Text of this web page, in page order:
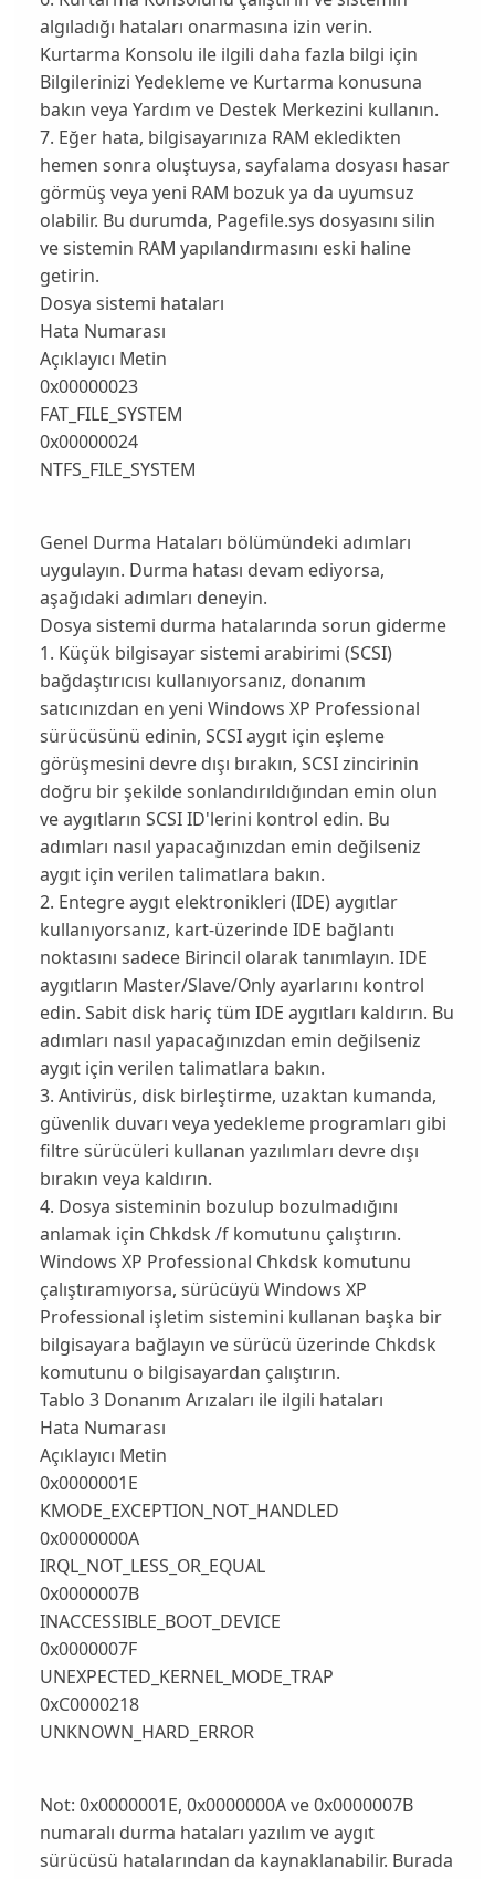
algıladığı hataları onarmasına izin verin.
Kurtarma Konsolu ile ilgili daha fazla bilgi için
Bilgilerinizi Yedekleme ve Kurtarma konusuna
bakın veya Yardım ve Destek Merkezini kullanın.
7. Eğer hata, bilgisayarınıza RAM ekledikten
hemen sonra oluştuysa, sayfalama dosyası hasar
görmüş veya yeni RAM bozuk ya da uyumsuz
olabilir. Bu durumda, Pagefile.sys dosyasını silin
ve sistemin RAM yapılandırmasını eski haline
getirin.
Dosya sistemi hataları
Hata Numarası
Açıklayıcı Metin
0x00000023
FAT_FILE_SYSTEM
0x00000024
NTFS_FILE_SYSTEM
Genel Durma Hataları bölümündeki adımları
uygulayın. Durma hatası devam ediyorsa,
aşağıdaki adımları deneyin.
Dosya sistemi durma hatalarında sorun giderme
1. Küçük bilgisayar sistemi arabirimi (SCSI)
bağdaştırıcısı kullanıyorsanız, donanım
satıcınızdan en yeni Windows XP Professional
sürücüsünü edinin, SCSI aygıt için eşleme
görüşmesini devre dışı bırakın, SCSI zincirinin
doğru bir şekilde sonlandırıldığından emin olun
ve aygıtların SCSI ID'lerini kontrol edin. Bu
adımları nasıl yapacağınızdan emin değilseniz
aygıt için verilen talimatlara bakın.
2. Entegre aygıt elektronikleri (IDE) aygıtlar
kullanıyorsanız, kart-üzerinde IDE bağlantı
noktasını sadece Birincil olarak tanımlayın. IDE
aygıtların Master/Slave/Only ayarlarını kontrol
edin. Sabit disk hariç tüm IDE aygıtları kaldırın. Bu
adımları nasıl yapacağınızdan emin değilseniz
aygıt için verilen talimatlara bakın.
3. Antivirüs, disk birleştirme, uzaktan kumanda,
güvenlik duvarı veya yedekleme programları gibi
filtre sürücüleri kullanan yazılımları devre dışı
bırakın veya kaldırın.
4. Dosya sisteminin bozulup bozulmadığını
anlamak için Chkdsk /f komutunu çalıştırın.
Windows XP Professional Chkdsk komutunu
çalıştıramıyorsa, sürücüyü Windows XP
Professional işletim sistemini kullanan başka bir
bilgisayara bağlayın ve sürücü üzerinde Chkdsk
komutunu o bilgisayardan çalıştırın.
Tablo 3 Donanım Arızaları ile ilgili hataları
Hata Numarası
Açıklayıcı Metin
0x0000001E
KMODE_EXCEPTION_NOT_HANDLED
0x0000000A
IRQL_NOT_LESS_OR_EQUAL
0x0000007B
INACCESSIBLE_BOOT_DEVICE
0x0000007F
UNEXPECTED_KERNEL_MODE_TRAP
0xC0000218
UNKNOWN_HARD_ERROR
Not: 0x0000001E, 0x0000000A ve 0x0000007B
numaralı durma hataları yazılım ve aygıt
sürücüsü hatalarından da kaynaklanabilir. Burada